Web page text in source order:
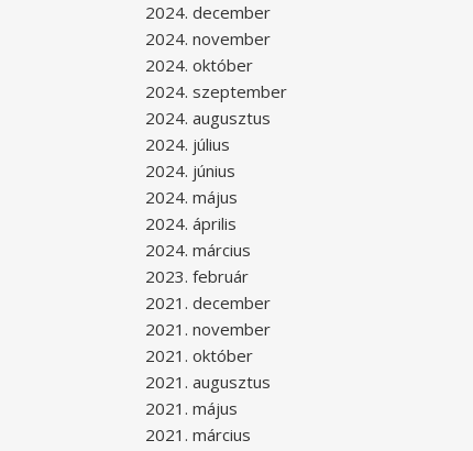
2024. december
2024. november
2024. október
2024. szeptember
2024. augusztus
2024. július
2024. június
2024. május
2024. április
2024. március
2023. február
2021. december
2021. november
2021. október
2021. augusztus
2021. május
2021. március